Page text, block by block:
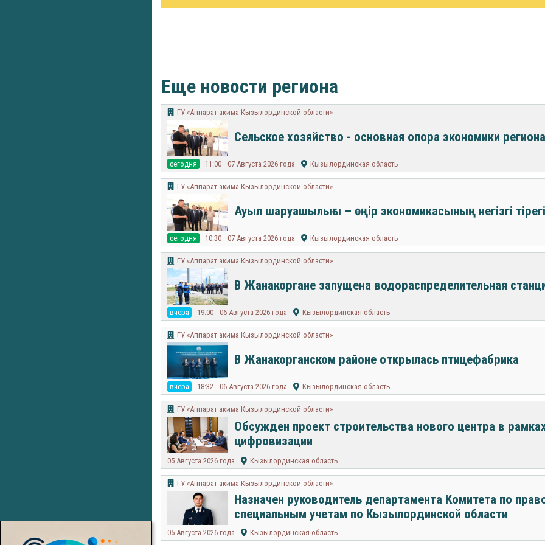
Еще новости региона
ГУ «Аппарат акима Кызылординской области»
Сельское хозяйство - основная опора экономики региона
cегодня 11:00 07 Августа 2026 года Кызылординская область
ГУ «Аппарат акима Кызылординской области»
Ауыл шаруашылығы – өңір экономикасының негізгі тірегі
cегодня 10:30 07 Августа 2026 года Кызылординская область
ГУ «Аппарат акима Кызылординской области»
В Жанакоргане запущена водораспределительная
вчера 19:00 06 Августа 2026 года Кызылординская область
ГУ «Аппарат акима Кызылординской области»
В Жанакорганском районе открылась птицефабрика
вчера 18:32 06 Августа 2026 года Кызылординская область
ГУ «Аппарат акима Кызылординской области»
Обсужден проект строительства нового центра в
цифровизации
05 Августа 2026 года Кызылординская область
ГУ «Аппарат акима Кызылординской области»
Назначен руководитель департамента Комитета по
специальным учетам по Кызылординской области
05 Августа 2026 года Кызылординская область